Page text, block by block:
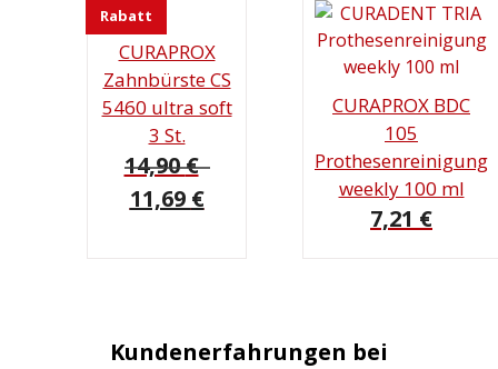
Rabatt
CURAPROX
Zahnbürste CS
5460 ultra soft
3 St.
14,90€
Ursprünglicher
11,69 €Aktueller
CURAPROX BDC
105
Prothesenreinigung
weekly 100 ml
7,21 €
Kundenerfahrungen bei